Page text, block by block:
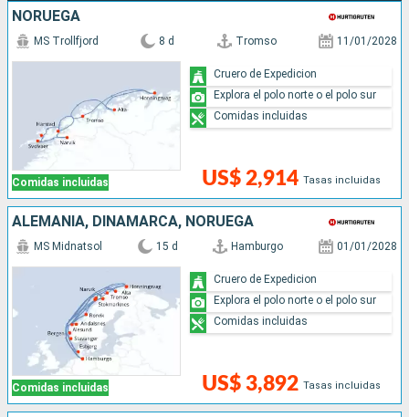
NORUEGA
Comidas incluidas
MS Trollfjord 8 d Tromso 11/01/2028
US$ 2,914 Tasas incluidas
Cruero de Expedicion
Explora el polo norte o el polo sur
Comidas incluidas
ALEMANIA, DINAMARCA, NORUEGA
Comidas incluidas
MS Midnatsol 15 d Hamburgo 01/01/2028
US$ 3,892 Tasas incluidas
Cruero de Expedicion
Explora el polo norte o el polo sur
Comidas incluidas